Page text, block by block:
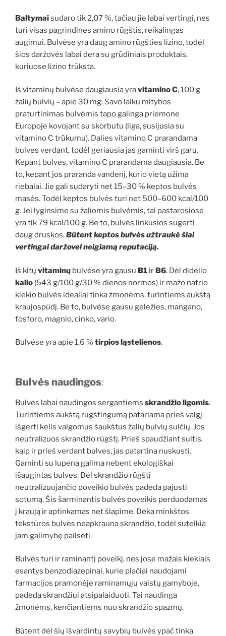
Baltymaisudaro tik 2,07 %, tačiau jie labai vertingi, nes
turi visas pagrindines amino rūgštis, reikalingas
augimui. Bulvėse yra daug amino rūgšties lizino, todėl
šios daržovės labai dera su grūdiniais produktais,
kuriuose lizino trūksta.
Iš vitaminų bulvėse daugiausia yravitamino C, 100 g
žalių bulvių – apie 30 mg. Savo laiku mitybos
praturtinimas bulvėmis tapo galinga priemone
Europoje kovojant su skorbutu (liga, susijusia su
vitamino C trūkumu). Dalies vitamino C prarandama
bulves verdant, todėl geriausia jas gaminti virš garų.
Kepant bulves, vitamino C prarandama daugiausia. Be
to, kepant jos praranda vandenį, kurio vietą užima
riebalai. Jie gali sudaryti net 15–30 % keptos bulvės
masės. Todėl keptos bulvės turi net 500–600 kcal/100
g. Jei lyginsime su žaliomis bulvėmis, tai pastarosiose
yra tik 79 kcal/100 g. Be to, bulvės linkusios sugerti
daug druskos.Būtent keptos bulvės užtraukė šiai
vertingai daržovei neigiamą reputaciją.
Iš kitų vitaminų bulvėse yra gausu B1 ir B6. Dėl didelio
kalio (543 g/100 g/30 % dienos normos) ir mažo natrio
kiekio bulvės idealiai tinka žmonėms, turintiems aukštą
kraujospūdį. Be to, bulvėse gausu geležies, mangano,
fosforo, magnio, cinko, vario.
Bulvėse yra apie 1,6 % tirpios ląstelienos.
Bulvės naudingos:
Bulvės labai naudingos sergantiems skrandžio ligomis.
Turintiems aukštą rūgštingumą patariama prieš valgį
išgerti kelis valgomus šaukštus žalių bulvių sulčių. Jos
neutralizuos skrandžio rūgštį. Prieš spaudžiant sultis,
kaip ir prieš verdant bulves, jas patartina nuskusti.
Gaminti su lupena galima nebent ekologiškai
išaugintas bulves. Dėl skrandžio rūgštį
neutralizuojančio poveikio bulvės padeda pajusti
sotumą. Šis šarminantis bulvės poveikis perduodamas
į kraują ir aptinkamas net šlapime. Dėka minkštos
tekstūros bulvės neapkrauna skrandžio, todėl suteikia
jam galimybę pailsėti.
Bulvės turi ir raminantį poveikį, nes jose mažais kiekiais
esantys benzodiazepinai, kurie plačiai naudojami
farmacijos pramonėje raminamųjų vaistų gamyboje,
padeda skrandžiui atsipalaiduoti. Tai naudinga
žmonėms, kenčiantiems nuo skrandžio spazmų.
Būtent dėl šių išvardintų savybių bulvės ypač tinka